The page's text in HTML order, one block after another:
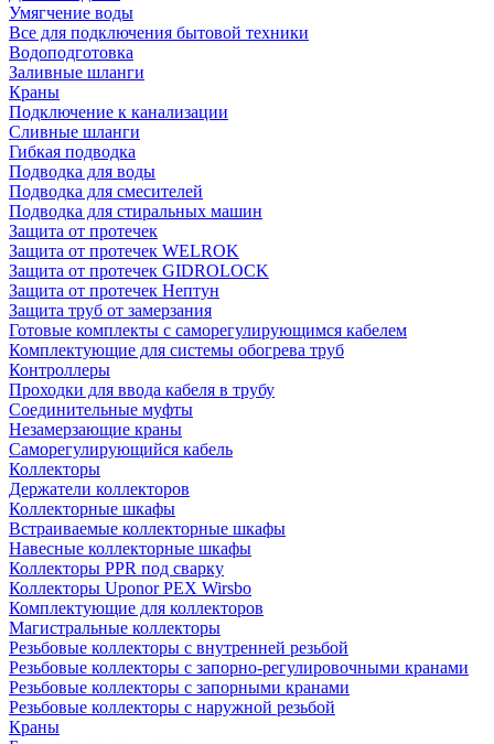
Умягчение воды
Все для подключения бытовой техники
Водоподготовка
Заливные шланги
Краны
Подключение к канализации
Сливные шланги
Гибкая подводка
Подводка для воды
Подводка для смесителей
Подводка для стиральных машин
Защита от протечек
Защита от протечек WELROK
Защита от протечек GIDROLOCK
Защита от протечек Нептун
Защита труб от замерзания
Готовые комплекты с саморегулирующимся кабелем
Комплектующие для системы обогрева труб
Контроллеры
Проходки для ввода кабеля в трубу
Соединительные муфты
Незамерзающие краны
Саморегулирующийся кабель
Коллекторы
Держатели коллекторов
Коллекторные шкафы
Встраиваемые коллекторные шкафы
Навесные коллекторные шкафы
Коллекторы PPR под сварку
Коллекторы Uponor PEX Wirsbo
Комплектующие для коллекторов
Магистральные коллекторы
Резьбовые коллекторы с внутренней резьбой
Резьбовые коллекторы с запорно-регулировочными кранами
Резьбовые коллекторы с запорными кранами
Резьбовые коллекторы с наружной резьбой
Краны